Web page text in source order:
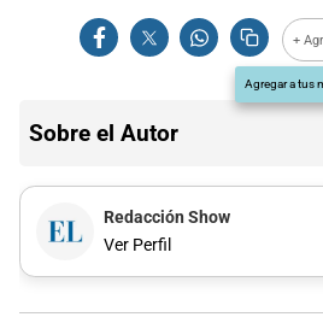
+
Agregar a tus
Sobre el Autor
Redacción Show
Ver Perfil